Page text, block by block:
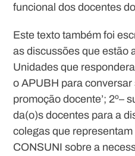
funcional dos docentes
Este texto também foi
as discussões que estão
Unidades que
o APUBH para
promoção docente’; 2º–
da(o)s docentes para a
colegas que
CONSUNI sobre a